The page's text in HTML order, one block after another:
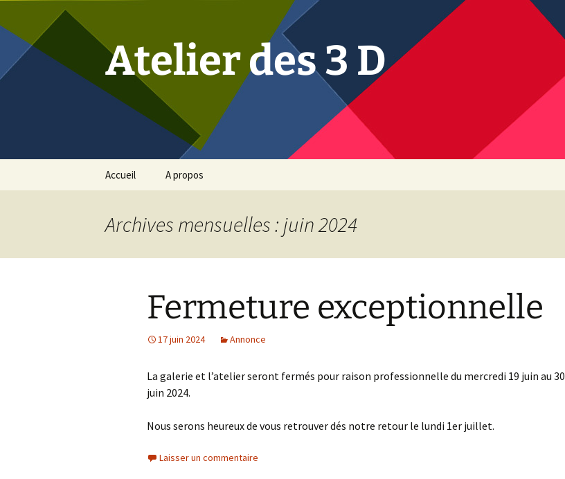
Atelier des 3 D
Accueil A propos
Archives mensuelles : juin 2024
Fermeture exceptionnelle
17 juin 2024 Annonce
La galerie et l’atelier seront fermés pour raison professionnelle du mercredi 19 juin au 30
juin 2024.
Nous serons heureux de vous retrouver dés notre retour le lundi 1er juillet.
Laisser un commentaire